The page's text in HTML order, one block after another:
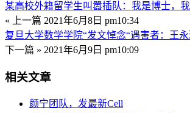
某高校外籍留学生叫嚣插队：我是博士，我
« 上一篇 2021年6月8日 pm10:34
复旦大学数学学院“发文悼念“遇害者：王
下一篇 » 2021年6月9日 pm10:09
相关文章
颜宁团队，发最新Cell